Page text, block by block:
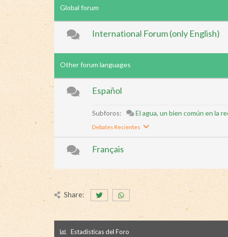
Global forum
International Forum (only English)
Other forum languages
Español
Subforos: El agua, un bien común en la
Debates Recientes
Français
Share:
Estadísticas del Foro